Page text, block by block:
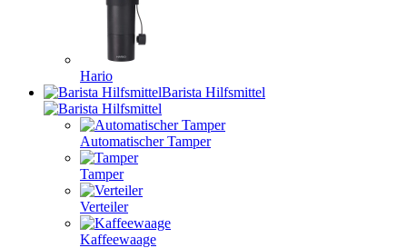
Hario
Barista Hilfsmittel
Automatischer Tamper
Tamper
Verteiler
Kaffeewaage